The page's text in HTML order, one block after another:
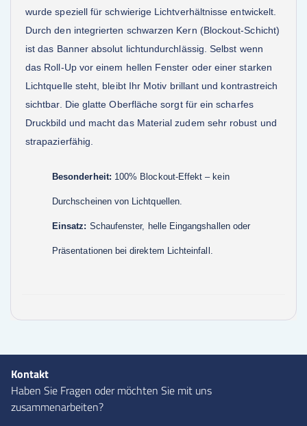
wurde speziell für schwierige Lichtverhältnisse entwickelt.
Durch den integrierten schwarzen Kern (Blockout-Schicht)
ist das Banner absolut lichtundurchlässig. Selbst wenn
das Roll-Up vor einem hellen Fenster oder einer starken
Lichtquelle steht, bleibt Ihr Motiv brillant und kontrastreich
sichtbar. Die glatte Oberfläche sorgt für ein scharfes
Druckbild und macht das Material zudem sehr robust und
strapazierfähig.
Besonderheit: 100% Blockout-Effekt – kein
Durchscheinen von Lichtquellen.
Einsatz: Schaufenster, helle Eingangshallen oder
Präsentationen bei direktem Lichteinfall.
Kontakt
Haben Sie Fragen oder möchten Sie mit uns
zusammenarbeiten?